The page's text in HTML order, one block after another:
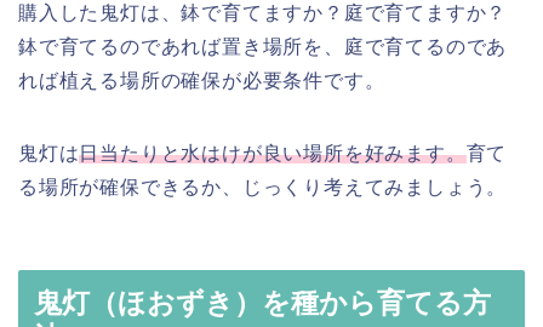
購入した鬼灯は、鉢で育てますか？庭で育てますか？
鉢で育てるのであれば置き場所を、庭で育てるのであ
れば植える場所の確保が必要条件です。
鬼灯は日当たりと水はけが良い場所を好みます。育て
る場所が確保できるか、じっくり考えてみましょう。
鬼灯（ほおずき）を種から育てる方